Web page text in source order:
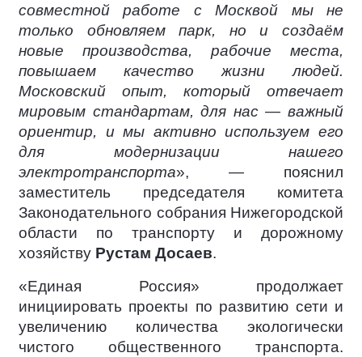
совместной работе с Москвой мы не
только обновляем парк, но и создаём
новые производства, рабочие места,
повышаем качество жизни людей.
Московский опыт, который отвечает
мировым стандартам, для нас — важный
ориентир, и мы активно используем его
для модернизации нашего
электротранспорта», — пояснил
заместитель председателя комитета
Законодательного собрания Нижегородской
области по транспорту и дорожному
хозяйству Рустам Досаев.
«Единая Россия» продолжает
инициировать проекты по развитию сети и
увеличению количества экологически
чистого общественного транспорта.